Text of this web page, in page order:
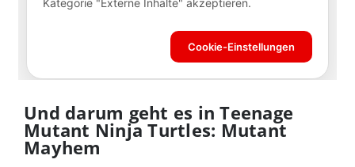
Und darum geht es in Teenage
Mutant Ninja Turtles: Mutant
Mayhem